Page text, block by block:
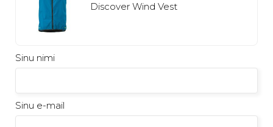
Discover Wind Vest
Sinu nimi
Sinu e-mail